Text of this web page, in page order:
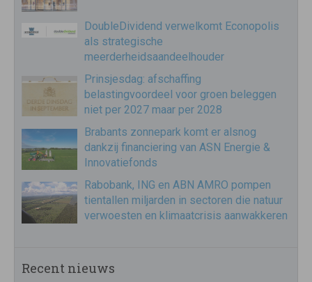
DoubleDividend verwelkomt Econopolis
als strategische
meerderheidsaandeelhouder
Prinsjesdag: afschaffing
belastingvoordeel voor groen beleggen
niet per 2027 maar per 2028
Brabants zonnepark komt er alsnog
dankzij financiering van ASN Energie &
Innovatiefonds
Rabobank, ING en ABN AMRO pompen
tientallen miljarden in sectoren die natuur
verwoesten en klimaatcrisis aanwakkeren
Recent nieuws